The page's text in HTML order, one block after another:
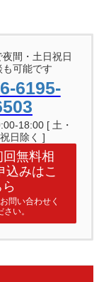
間・土日祝日
も可能です
6195-
18:00 [ 土・
日除く ]
回無料相
込みはこ
問い合わせく
さい。